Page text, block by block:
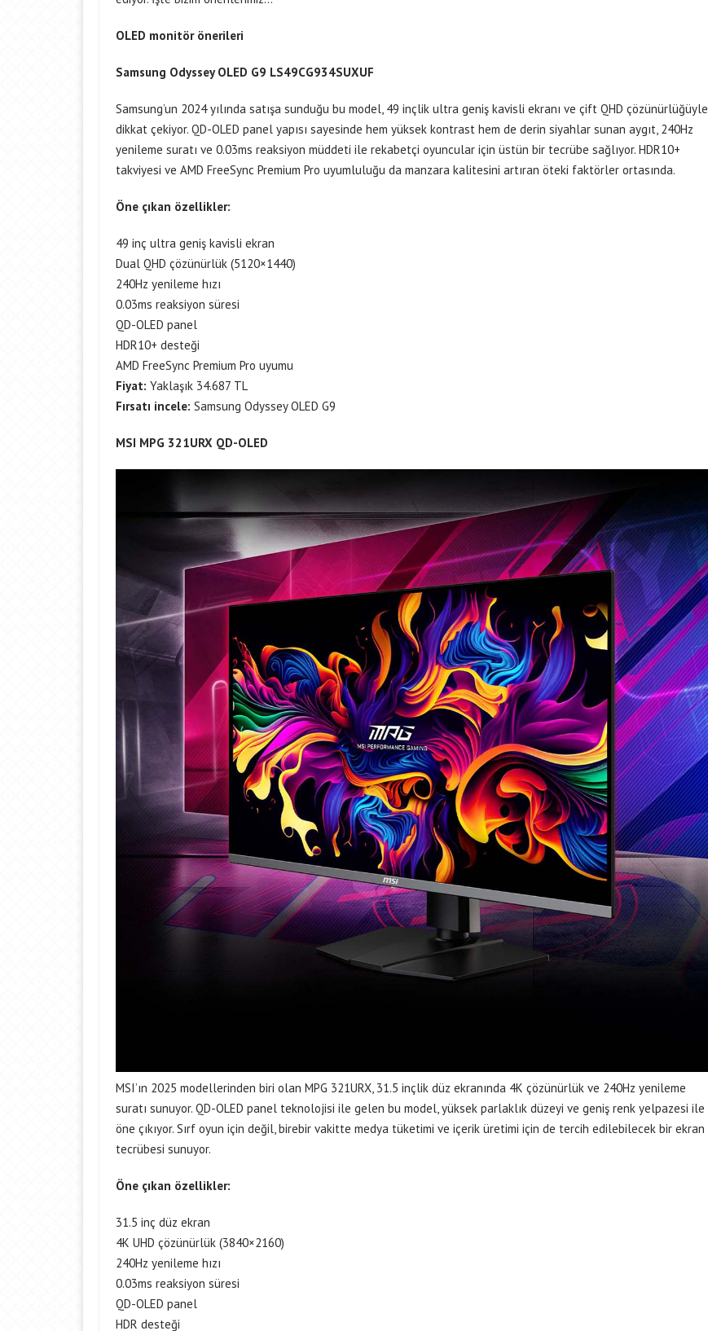
OLED monitör önerileri
Samsung Odyssey OLED G9 LS49CG934SUXUF
Samsung’un 2024 yılında satışa sunduğu bu model, 49 inçlik ultra geniş kavisli ekranı ve çift QHD çözünürlüğüyle
dikkat çekiyor. QD-OLED panel yapısı sayesinde hem yüksek kontrast hem de derin siyahlar sunan aygıt, 240Hz
yenileme suratı ve 0.03ms reaksiyon müddeti ile rekabetçi oyuncular için üstün bir tecrübe sağlıyor. HDR10+
takviyesi ve AMD FreeSync Premium Pro uyumluluğu da manzara kalitesini artıran öteki faktörler ortasında.​
Öne çıkan özellikler:
49 inç ultra geniş kavisli ekran
Dual QHD çözünürlük (5120×1440)
240Hz yenileme hızı
0.03ms reaksiyon süresi
QD-OLED panel
HDR10+ desteği
AMD FreeSync Premium Pro uyumu
Fiyat: Yaklaşık 34.687 TL
Fırsatı incele: Samsung Odyssey OLED G9
MSI MPG 321URX QD-OLED
MSI’ın 2025 modellerinden biri olan MPG 321URX, 31.5 inçlik düz ekranında 4K çözünürlük ve 240Hz yenileme
suratı sunuyor. QD-OLED panel teknolojisi ile gelen bu model, yüksek parlaklık düzeyi ve geniş renk yelpazesi ile
öne çıkıyor. Sırf oyun için değil, birebir vakitte medya tüketimi ve içerik üretimi için de tercih edilebilecek bir ekran
tecrübesi sunuyor.​
Öne çıkan özellikler:
31.5 inç düz ekran
4K UHD çözünürlük (3840×2160)
240Hz yenileme hızı
0.03ms reaksiyon süresi
QD-OLED panel
HDR desteği